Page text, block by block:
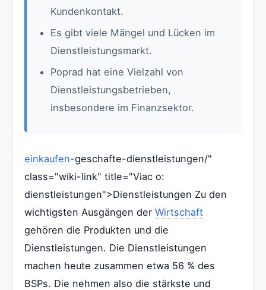
Kundenkontakt.
Es gibt viele Mängel und Lücken im
Dienstleistungsmarkt.
Poprad hat eine Vielzahl von
Dienstleistungsbetrieben,
insbesondere im Finanzsektor.
einkaufen-geschafte-dienstleistungen/"
class="wiki-link" title="Viac o:
dienstleistungen">Dienstleistungen Zu den
wichtigsten Ausgängen der Wirtschaft
gehören die Produkten und die
Dienstleistungen. Die Dienstleistungen
machen heute zusammen etwa 56 % des
BSPs. Die nehmen also die stärkste und